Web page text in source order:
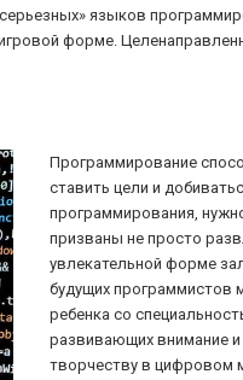
языков
форме.
Программирование
ставить цели и
программирования,
призваны не просто
увлекательной форме
будущих программистов
ребенка со
развивающих внимание и
творчеству в цифровом